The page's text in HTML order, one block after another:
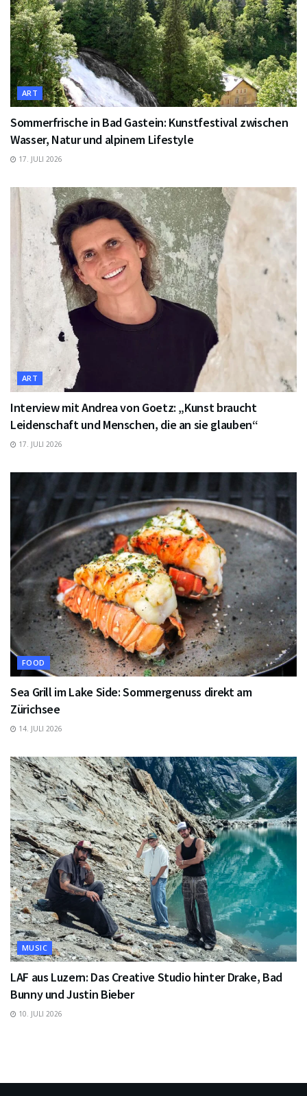
ART
Sommerfrische in Bad Gastein: Kunstfestival zwischen
Wasser, Natur und alpinem Lifestyle
17. JULI 2026
ART
Interview mit Andrea von Goetz: „Kunst braucht
Leidenschaft und Menschen, die an sie glauben“
17. JULI 2026
FOOD
Sea Grill im Lake Side: Sommergenuss direkt am
Zürichsee
14. JULI 2026
MUSIC
LAF aus Luzern: Das Creative Studio hinter Drake, Bad
Bunny und Justin Bieber
10. JULI 2026